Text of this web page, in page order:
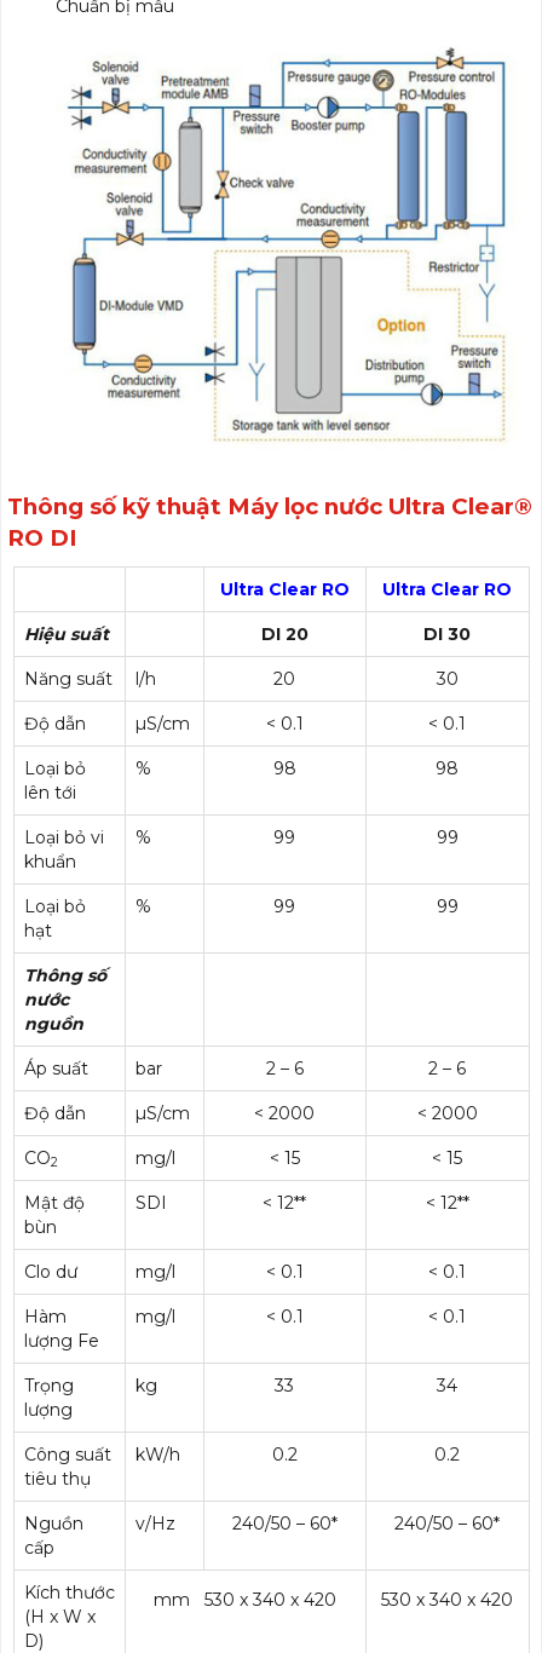
Chuẩn bị mẫu
Thông số kỹ thuật Máy lọc nước Ultra Clear®
RO DI
Ultra Clear RO Ultra Clear RO
Hiệu suất DI 20 DI 30
Năng suất l/h 20 30
Độ dẫn µS/cm < 0.1 < 0.1
Loại bỏ
lên tới
% 98 98
Loại bỏ vi
khuẩn
% 99 99
Loại bỏ
hạt
% 99 99
Thông số
nước
nguồn
Áp suất bar 2 – 6 2 – 6
Độ dẫn µS/cm < 2000 < 2000
CO2 mg/l < 15 < 15
Mật độ
bùn
SDI < 12** < 12**
Clo dư mg/l < 0.1 < 0.1
Hàm
lượng Fe
mg/l < 0.1 < 0.1
Trọng
lượng
kg 33 34
Công suất
tiêu thụ
kW/h 0.2 0.2
Nguồn
cấp
v/Hz 240/50 – 60* 240/50 – 60*
Kích thước
(H x W x
D)
mm 530 x 340 x 420 530 x 340 x 420